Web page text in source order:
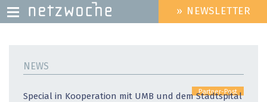
Inhalt
HEADER
MENU
» NEWSLETTER
NEWS
Partner-Post
Special in Kooperation mit UMB und dem Stadtspital